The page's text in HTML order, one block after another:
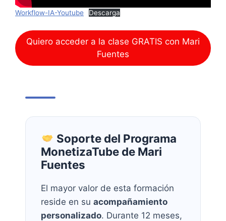
Workflow-IA-Youtube Descarga
Quiero acceder a la clase GRATIS con Mari
Fuentes
Soporte del Programa
MonetizaTube de Mari
Fuentes
El mayor valor de esta formación
reside en su acompañamiento
personalizado. Durante 12 meses,